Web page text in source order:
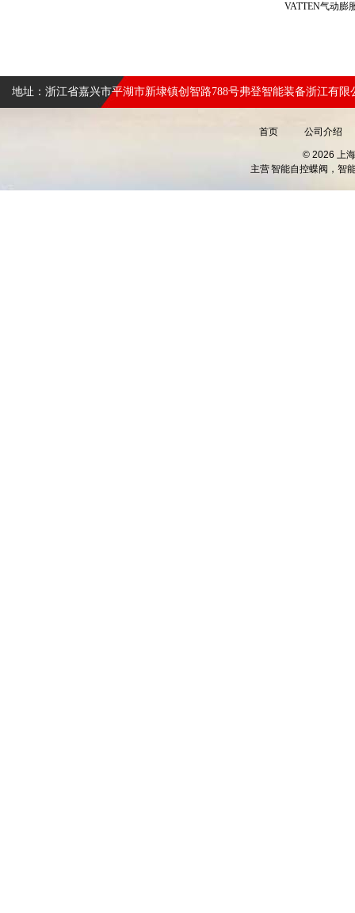
VATTEN气动
地址：浙江省嘉兴市平湖市新埭镇创智路788号弗登智能装备浙江有限
首页 公司介绍
© 2026 上
主营智能自控蝶阀，智